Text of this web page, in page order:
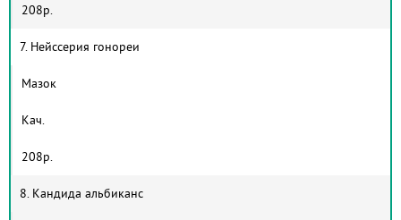
208р.
7. Нейссерия гонореи
Мазок
Кач.
208р.
8. Кандида альбиканс